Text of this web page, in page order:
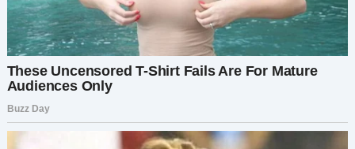
К счастью для меня, бабушка все
предусмотрела.
На следующий день мы отправились к ее
Завещание будет зачитано на похоронах.